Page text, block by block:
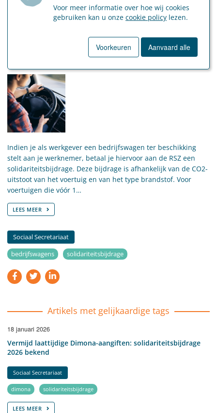
Vanaf 1 juli 2023 stijgt de
solidariteitsbijdrage voor
bedrijfswagens aanzienlijk!
Indien je als werkgever een bedrijfswagen ter beschikking
stelt aan je werknemer, betaal je hiervoor aan de RSZ een
solidariteitsbijdrage. Deze bijdrage is afhankelijk van de CO2-
uitstoot van het voertuig en van het type brandstof. Voor
voertuigen die vóór 1…
LEES MEER
Sociaal Secretariaat
bedrijfswagens solidariteitsbijdrage
Artikels met gelijkaardige tags
18 januari 2026
Vermijd laattijdige Dimona-aangiften: solidariteitsbijdrage
2026 bekend
Sociaal Secretariaat
dimona solidariteitsbijdrage
LEES MEER
Voor meer informatie over hoe wij cookies
gebruiken kan u onze cookie policy lezen.
Voorkeuren Aanvaard alle